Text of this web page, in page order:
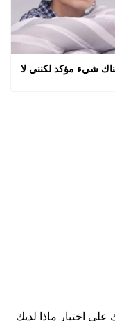
شيء مؤكد لكنني لا
على اختبار ماذا لديك